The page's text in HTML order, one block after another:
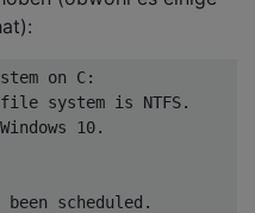
on C:
system is NTFS.
10.
scheduled.